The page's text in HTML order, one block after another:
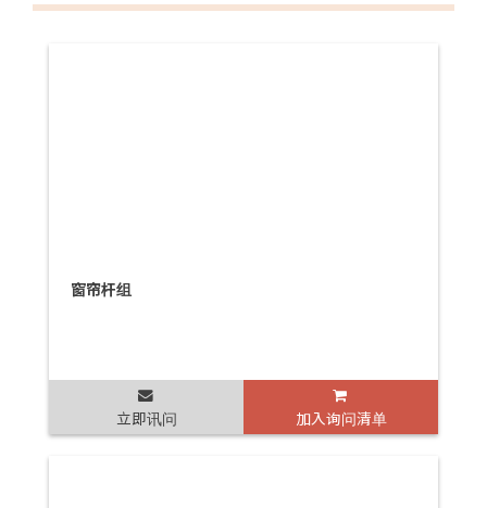
窗帘杆组
立即讯问 加入询问清单